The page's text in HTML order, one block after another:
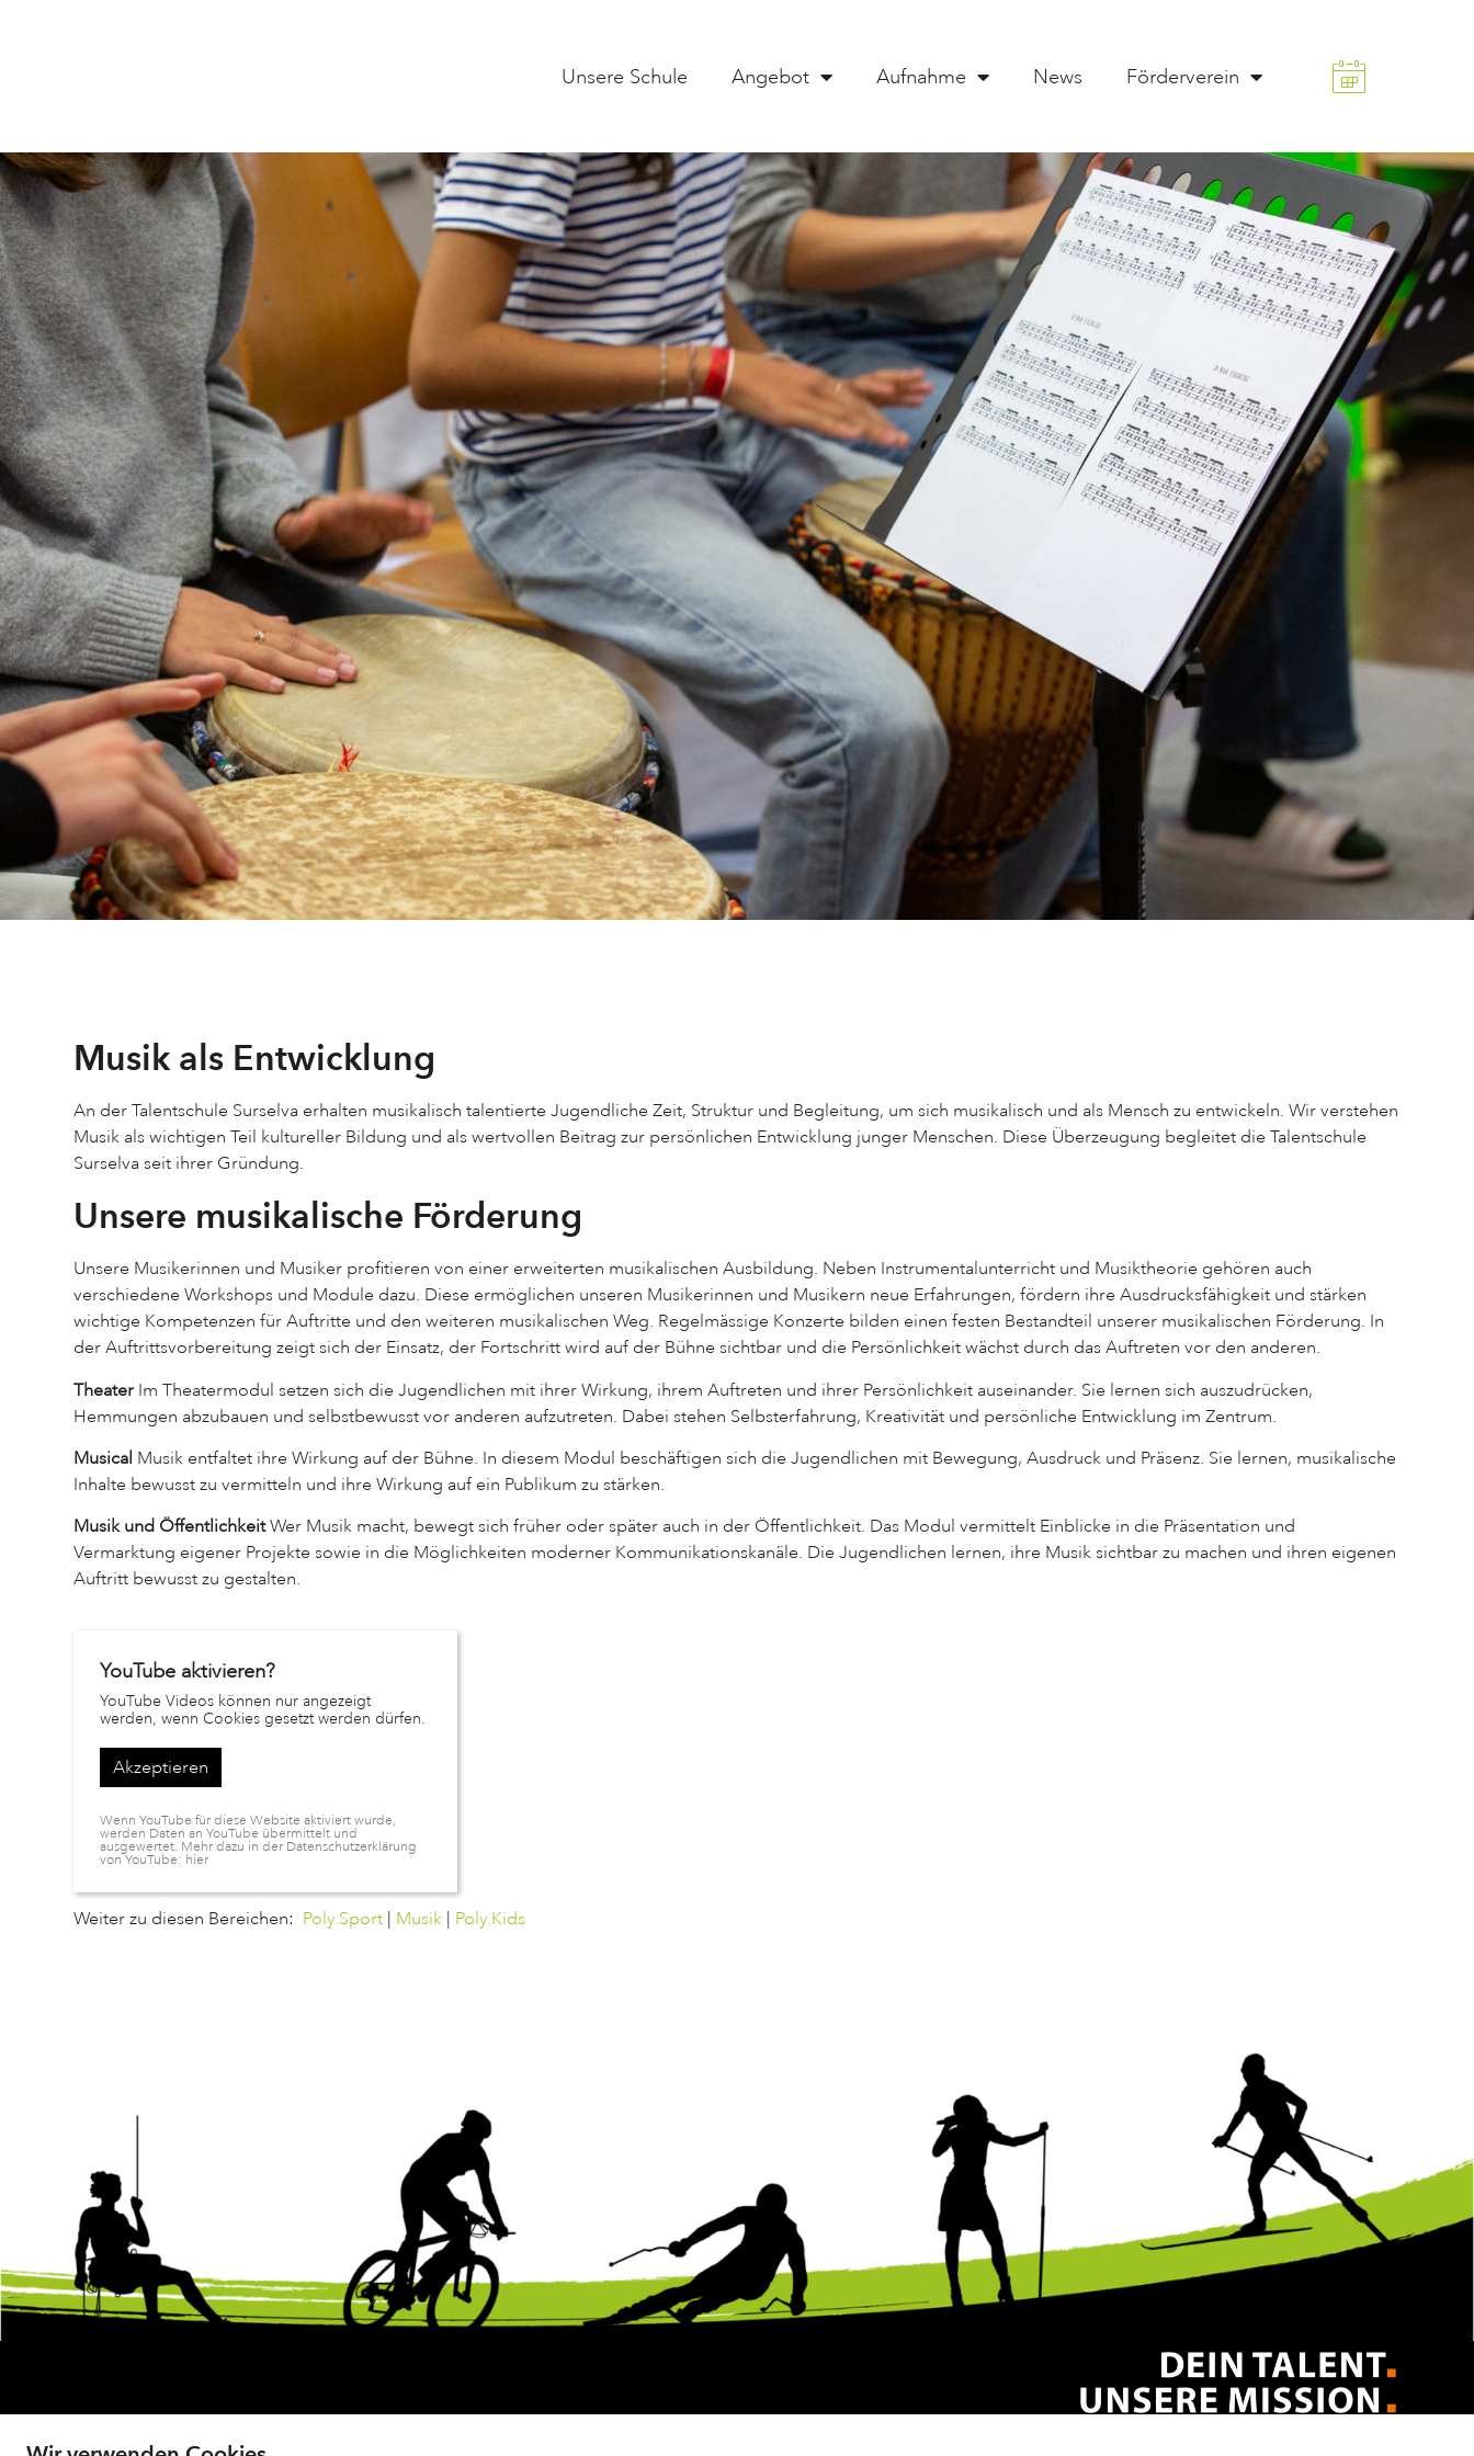
Unsere Schule Angebot Aufnahme News Förderverein
Musik als Entwicklung
An der Talentschule Surselva erhalten musikalisch talentierte Jugendliche Zeit, Struktur und Begleitung, um sich musikalisch und als Mensch zu entwickeln. Wir verstehen
Musik als wichtigen Teil kultureller Bildung und als wertvollen Beitrag zur persönlichen Entwicklung junger Menschen. Diese Überzeugung begleitet die Talentschule
Surselva seit ihrer Gründung.
Unsere musikalische Förderung
Unsere Musikerinnen und Musiker profitieren von einer erweiterten musikalischen Ausbildung. Neben Instrumentalunterricht und Musiktheorie gehören auch
verschiedene Workshops und Module dazu. Diese ermöglichen unseren Musikerinnen und Musikern neue Erfahrungen, fördern ihre Ausdrucksfähigkeit und stärken
wichtige Kompetenzen für Auftritte und den weiteren musikalischen Weg. Regelmässige Konzerte bilden einen festen Bestandteil unserer musikalischen Förderung. In
der Auftrittsvorbereitung zeigt sich der Einsatz, der Fortschritt wird auf der Bühne sichtbar und die Persönlichkeit wächst durch das Auftreten vor den anderen.
Theater Im Theatermodul setzen sich die Jugendlichen mit ihrer Wirkung, ihrem Auftreten und ihrer Persönlichkeit auseinander. Sie lernen sich auszudrücken,
Hemmungen abzubauen und selbstbewusst vor anderen aufzutreten. Dabei stehen Selbsterfahrung, Kreativität und persönliche Entwicklung im Zentrum.
Musical Musik entfaltet ihre Wirkung auf der Bühne. In diesem Modul beschäftigen sich die Jugendlichen mit Bewegung, Ausdruck und Präsenz. Sie lernen, musikalische
Inhalte bewusst zu vermitteln und ihre Wirkung auf ein Publikum zu stärken.
Musik und ÖffentlichkeitWer Musik macht, bewegt sich früher oder später auch in der Öffentlichkeit. Das Modul vermittelt Einblicke in die Präsentation und
Vermarktung eigener Projekte sowie in die Möglichkeiten moderner Kommunikationskanäle. Die Jugendlichen lernen, ihre Musik sichtbar zu machen und ihren eigenen
Auftritt bewusst zu gestalten.
YouTube aktivieren?
YouTube Videos können nur angezeigt
werden, wenn Cookies gesetzt werden dürfen.
Akzeptieren
Wenn YouTube für diese Website aktiviert wurde,
werden Daten an YouTube übermittelt und
ausgewertet. Mehr dazu in der Datenschutzerklärung
von YouTube: hier
Weiter zu diesen Bereichen: Poly.Sport | Musik | Poly.Kids